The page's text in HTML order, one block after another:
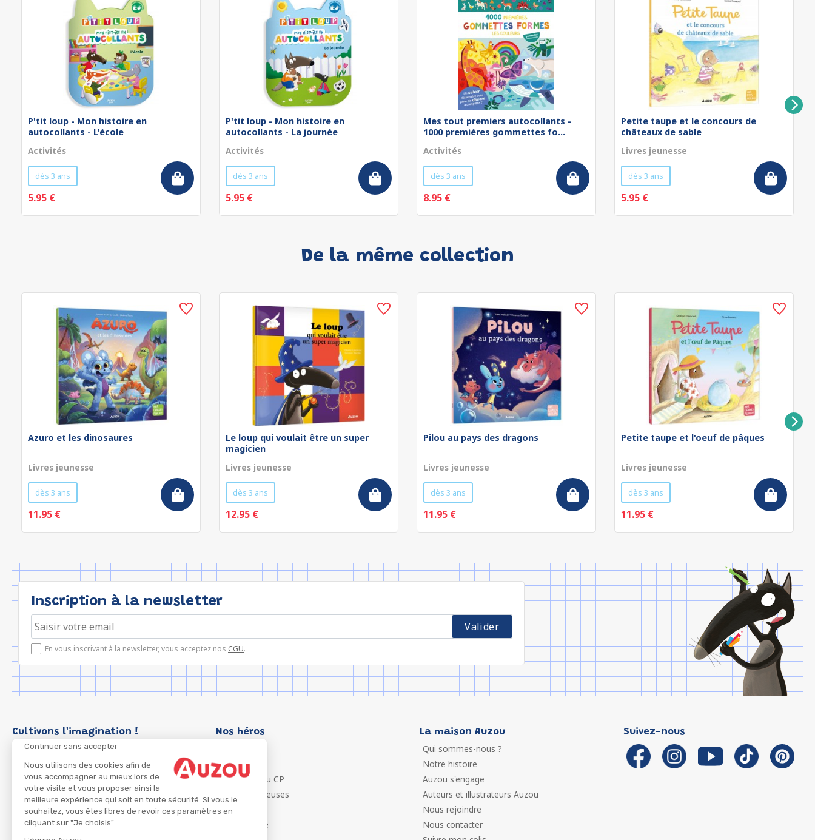
Continuer sans accepter
Nous utilisons des cookies afin de
vous accompagner au mieux lors de
votre visite et vous proposer ainsi la
meilleure expérience qui soit en toute sécurité. Si vous le
souhaitez, vous êtes libres de revoir ces paramètres en
cliquant sur "Je choisis"
P'tit loup - Mon histoire en
autocollants - L'école
Activités
dès 3 ans
5.95 €
P'tit loup - Mon histoire en
autocollants - La journée
Activités
dès 3 ans
5.95 €
Mes tout premiers autocollants -
1000 premières gommettes fo...
Activités
dès 3 ans
8.95 €
Petite taupe et le concours de
châteaux de sable
Livres jeunesse
dès 3 ans
5.95 €
De la même collection
Azuro et les dinosaures
Livres jeunesse
dès 3 ans
11.95 €
Le loup qui voulait être un super
magicien
Livres jeunesse
dès 3 ans
12.95 €
Pilou au pays des dragons
Livres jeunesse
dès 3 ans
11.95 €
Petite taupe et l'oeuf de pâques
Livres jeunesse
dès 3 ans
11.95 €
Inscription à la newsletter
En vous inscrivant à la newsletter, vous acceptez nos CGU.
Cultivons l'imagination ! Nos héros
P'tit Loup
Les Héros du CP
Les Influenceuses
Migali
Petite Taupe
La maison Auzou
Qui sommes-nous ?
Notre histoire
Auzou s'engage
Auteurs et illustrateurs Auzou
Nous rejoindre
Nous contacter
Suivez-nous